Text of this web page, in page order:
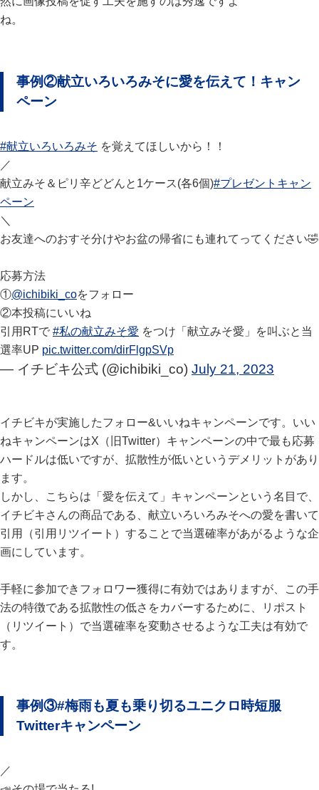
ね。
事例②献立いろいろみそに愛を伝えて！キャン
ペーン
#献立いろいろみそ を覚えてほしいから！！
／
献立みそ＆ピリ辛どどんと1ケース(各6個)#プレゼントキャン
ペーン
＼
お友達へのおすそ分けやお盆の帰省にも連れてってください🤣
応募方法
①@ichibiki_coをフォロー
②本投稿にいいね
引用RTで #私の献立みそ愛 をつけ「献立みそ愛」を叫ぶと当
選率UP pic.twitter.com/dirFlgpSVp
— イチビキ公式 (@ichibiki_co) July 21, 2023
イチビキが実施したフォロー&いいねキャンペーンです。いい
ねキャンペーンはX（旧Twitter）キャンペーンの中で最も応募
ハードルは低いですが、拡散性が低いというデメリットがあり
ます。
しかし、こちらは「愛を伝えて」キャンペーンという名目で、
イチビキさんの商品である、献立いろいろみそへの愛を書いて
引用（引用リツイート）することで当選確率があがるような企
画にしています。
手軽に参加できフォロワー獲得に有効ではありますが、この手
法の特徴である拡散性の低さをカバーするために、リポスト
（リツイート）で当選確率を変動させるような工夫は有効で
す。
事例③#梅雨も夏も乗り切るユニクロ時短服
Twitterキャンペーン
／